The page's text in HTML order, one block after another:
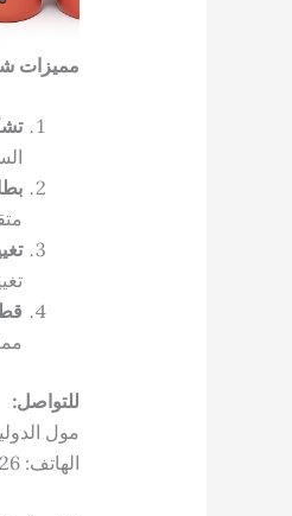
مميزات
للتواصل:
مول
الهاتف: 01032244426